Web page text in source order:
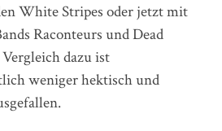
White Stripes oder jetzt mit
Raconteurs und Dead
dazu ist
weniger hektisch und